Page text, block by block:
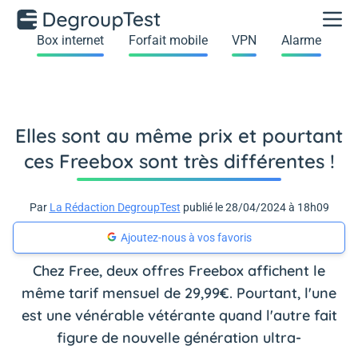
Box internet Forfait mobile VPN Alarme
Elles sont au même prix et pourtant
ces Freebox sont très différentes !
Par La Rédaction DegroupTest publié le 28/04/2024 à 18h09
Ajoutez-nous à vos favoris
Chez Free, deux offres Freebox affichent le
même tarif mensuel de 29,99€. Pourtant, l'une
est une vénérable vétérante quand l'autre fait
figure de nouvelle génération ultra-